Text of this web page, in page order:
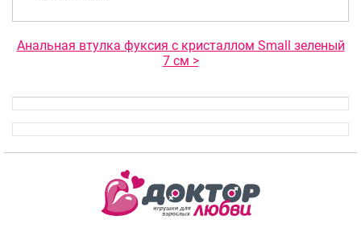
Анальная втулка фуксия с кристаллом Small зеленый
7 см >